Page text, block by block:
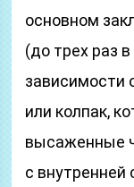
основном
(до трех раз
зависимости
или колпак,
высаженные
с внутренней